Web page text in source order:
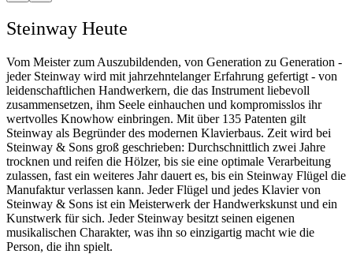
Steinway Heute
Vom Meister zum Auszubildenden, von Generation zu Generation -
jeder Steinway wird mit jahrzehntelanger Erfahrung gefertigt - von
leidenschaftlichen Handwerkern, die das Instrument liebevoll
zusammensetzen, ihm Seele einhauchen und kompromisslos ihr
wertvolles Knowhow einbringen. Mit über 135 Patenten gilt
Steinway als Begründer des modernen Klavierbaus. Zeit wird bei
Steinway ⁠&⁠ Sons groß geschrieben: Durchschnittlich zwei Jahre
trocknen und reifen die Hölzer, bis sie eine optimale Verarbeitung
zulassen, fast ein weiteres Jahr dauert es, bis ein Steinway Flügel die
Manufaktur verlassen kann. Jeder Flügel und jedes Klavier von
Steinway ⁠&⁠ Sons ist ein Meisterwerk der Handwerkskunst und ein
Kunstwerk für sich. Jeder Steinway besitzt seinen eigenen
musikalischen Charakter, was ihn so einzigartig macht wie die
Person, die ihn spielt.